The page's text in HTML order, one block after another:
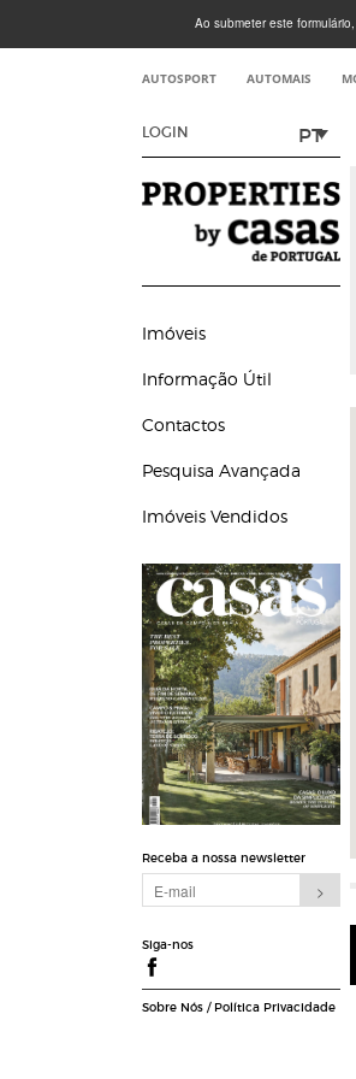
Ao submeter este
AUTOSPORT AUTOMAIS
LOGIN PT
Imóveis
Informação Útil
Contactos
Pesquisa Avançada
Imóveis Vendidos
Receba a nossa newsletter
Siga-nos
Sobre Nós/ Política Privacidade